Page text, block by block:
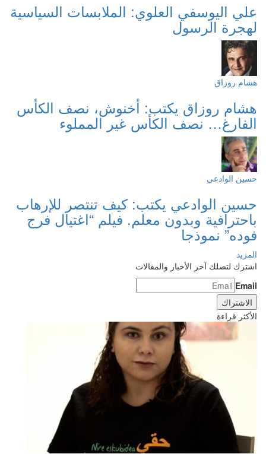
علي اليوسفي العلوي: الملابسات السياسية
لهجرة الرسول
هشام روزاق
هشام روزاق يكتب: أخنوش، نصف الكأس
الفارغ… نصف الكأس غير المملوء
حسين الوادعي
حسين الوادعي يكتب: كيف تنتصر للإرهاب
باحترافية وبدون معلم. فيلم “اغتيال فرج
فوده” نموذجا
المزيد
اشترك لتصلك آخر الأخبار والمقالات
Email
الأكثر قراءة